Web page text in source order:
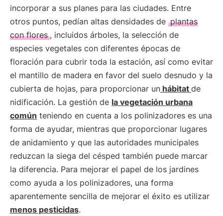
incorporar a sus planes para las ciudades. Entre
otros puntos, pedían altas densidades de plantas
con flores , incluidos árboles, la selección de
especies vegetales con diferentes épocas de
floración para cubrir toda la estación, así como evitar
el mantillo de madera en favor del suelo desnudo y la
cubierta de hojas, para proporcionar un hábitat de
nidificación. La gestión de la vegetación urbana
común teniendo en cuenta a los polinizadores es una
forma de ayudar, mientras que proporcionar lugares
de anidamiento y que las autoridades municipales
reduzcan la siega del césped también puede marcar
la diferencia. Para mejorar el papel de los jardines
como ayuda a los polinizadores, una forma
aparentemente sencilla de mejorar el éxito es utilizar
menos pesticidas.